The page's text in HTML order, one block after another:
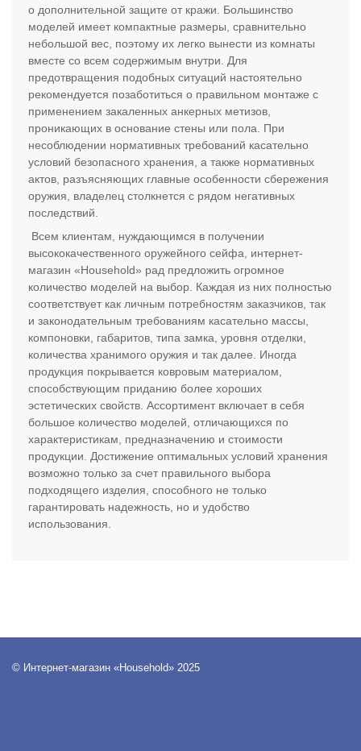
о дополнительной защите от кражи. Большинство
моделей имеет компактные размеры, сравнительно
небольшой вес, поэтому их легко вынести из комнаты
вместе со всем содержимым внутри. Для
предотвращения подобных ситуаций настоятельно
рекомендуется позаботиться о правильном монтаже с
применением закаленных анкерных метизов,
проникающих в основание стены или пола. При
несоблюдении нормативных требований касательно
условий безопасного хранения, а также нормативных
актов, разъясняющих главные особенности сбережения
оружия, владелец столкнется с рядом негативных
последствий.
Всем клиентам, нуждающимся в получении
высококачественного оружейного сейфа, интернет-
магазин «Household» рад предложить огромное
количество моделей на выбор. Каждая из них полностью
соответствует как личным потребностям заказчиков, так
и законодательным требованиям касательно массы,
компоновки, габаритов, типа замка, уровня отделки,
количества хранимого оружия и так далее. Иногда
продукция покрывается ковровым материалом,
способствующим приданию более хороших
эстетических свойств. Ассортимент включает в себя
большое количество моделей, отличающихся по
характеристикам, предназначению и стоимости
продукции. Достижение оптимальных условий хранения
возможно только за счет правильного выбора
подходящего изделия, способного не только
гарантировать надежность, но и удобство
использования.
© Интернет-магазин «Household» 2025